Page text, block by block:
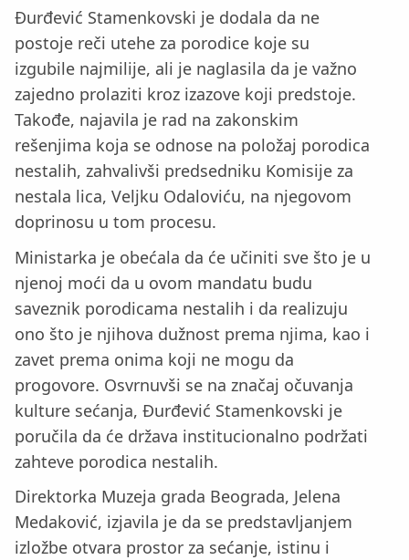
Đurđević Stamenkovski je dodala da ne
postoje reči utehe za porodice koje su
izgubile najmilije, ali je naglasila da je važno
zajedno prolaziti kroz izazove koji predstoje.
Takođe, najavila je rad na zakonskim
rešenjima koja se odnose na položaj porodica
nestalih, zahvalivši predsedniku Komisije za
nestala lica, Veljku Odaloviću, na njegovom
doprinosu u tom procesu.
Ministarka je obećala da će učiniti sve što je u
njenoj moći da u ovom mandatu budu
saveznik porodicama nestalih i da realizuju
ono što je njihova dužnost prema njima, kao i
zavet prema onima koji ne mogu da
progovore. Osvrnuvši se na značaj očuvanja
kulture sećanja, Đurđević Stamenkovski je
poručila da će država institucionalno podržati
zahteve porodica nestalih.
Direktorka Muzeja grada Beograda, Jelena
Medaković, izjavila je da se predstavljanjem
izložbe otvara prostor za sećanje, istinu i